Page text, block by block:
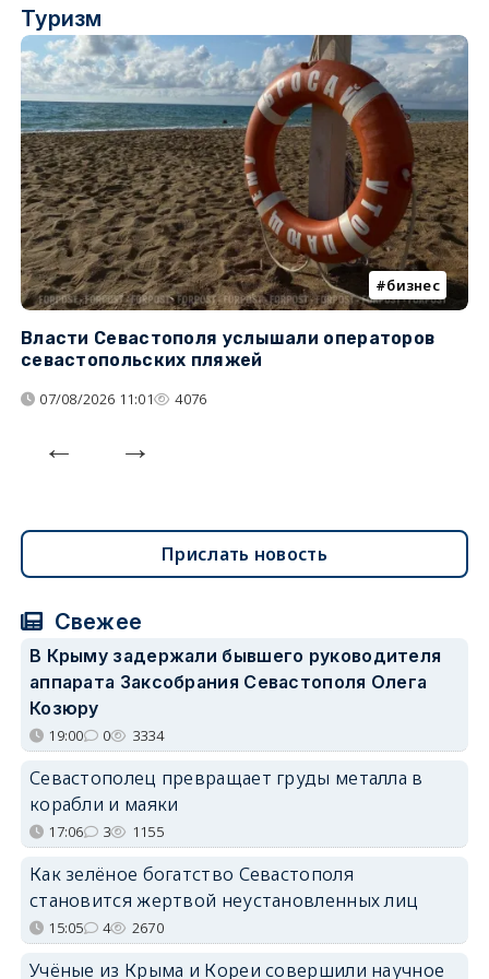
Туризм
бизнес
Власти Севастополя услышали операторов
севастопольских пляжей
07/08/2026 11:01 4076
Прислать новость
Свежее
В Крыму задержали бывшего руководителя
аппарата Заксобрания Севастополя Олега
Козюру
19:00 0 3334
Севастополец превращает груды металла в
корабли и маяки
17:06 3 1155
Как зелёное богатство Севастополя
становится жертвой неустановленных лиц
15:05 4 2670
Учёные из Крыма и Кореи совершили научное